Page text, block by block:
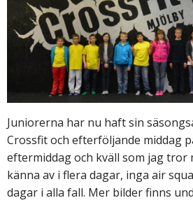
Juniorerna har nu haft sin
Crossfit och efterföljande middag
eftermiddag och kväll som jag tror
känna av i flera dagar, inga air
dagar i alla fall. Mer bilder finns